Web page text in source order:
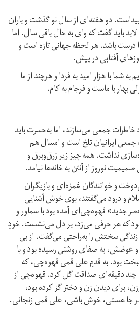
دو هفته‌ای از سال نو گذشت و باران
باید گفت که وای به حال باقی سال. اما
باشد. هر لحظه جهانی تازه است و
آفتابی در پیش.
شما با هزار امید به فردا و هر‌چند از ما
بهار با ماست و فرجام به کام.
خاطرات جمعی می‌سازند، اما به‌حسرت باید
ایرانیان تلخ است و امسال هم
نداشت. همه چیز زیر زرق‌و‌برق و
نوروز از آنتن به خانه‌ها نیامد.
و خوانندگان غمزه‌ای و بازیگران
و درود می‌گفتند، بوی خوش آشنایی
جدید» قهوه‌چی‌ای آمده بود با سماور و
که هر حرفی می‌زد، بر دل می‌نشست. خودِ
زندگی سختش را به‌راحتی می‌گفت. از بی
به صفای روشنی رسیده بود و با
بود. به قدمِ علی قمی قهوه‌چی، که
دقیقه‌ای صداقت گل کرد. قهوه‌چی از
برای دیدن زن و دختر گز کرده بود،
جا هستی، خوش باشی، علی قمی زنجانی.